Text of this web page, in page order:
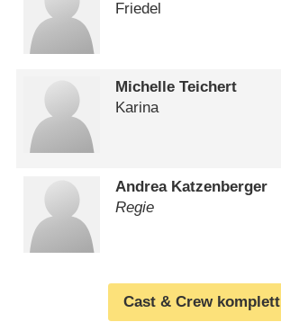
Friedel
Michelle Teichert
Karina
Andrea Katzenberger
Regie
Cast & Crew komplett